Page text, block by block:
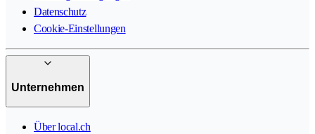
Datenschutz
Cookie-Einstellungen
Unternehmen
Über local.ch